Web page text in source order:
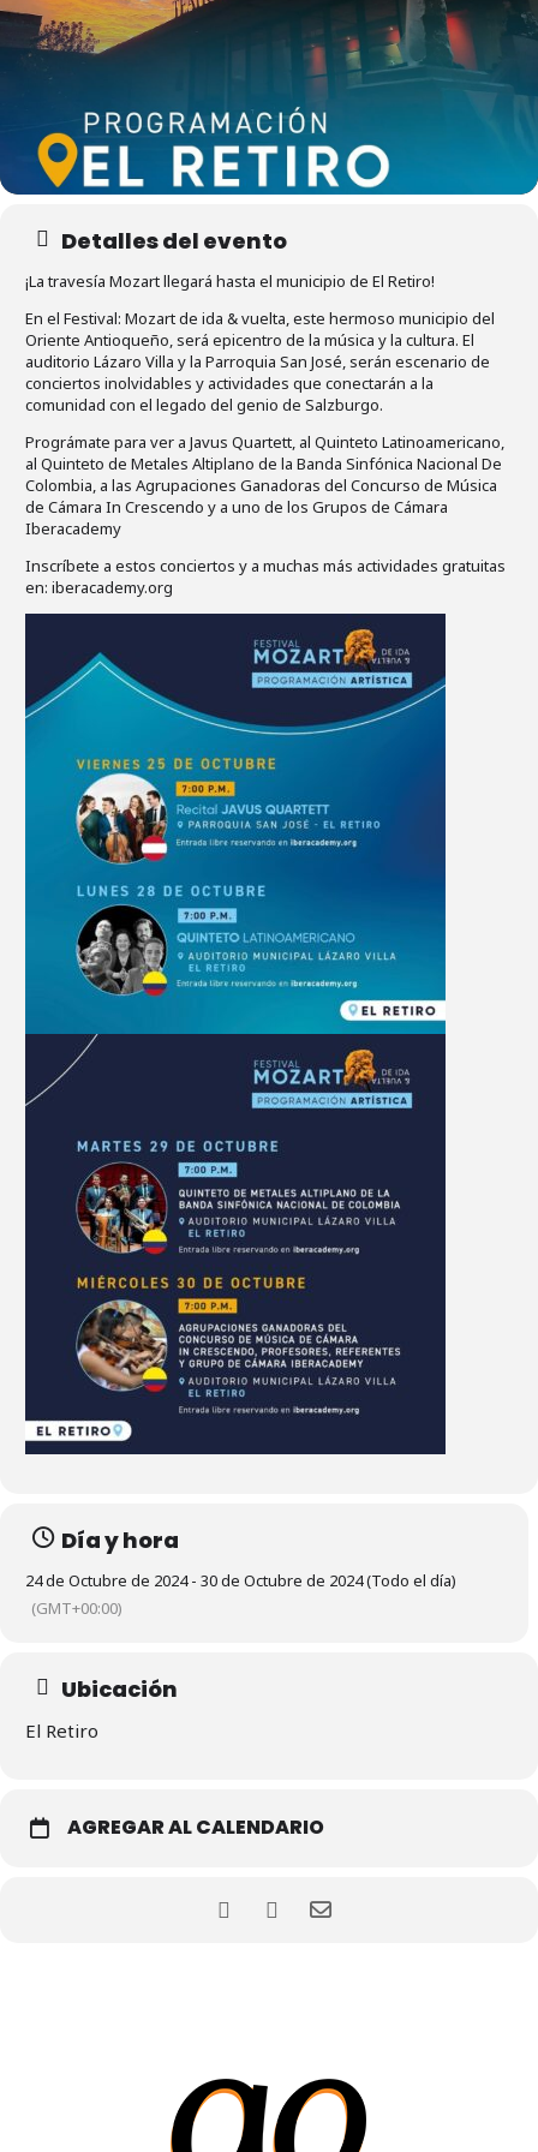
Detalles del evento
¡La travesía Mozart llegará hasta el municipio de El Retiro!
En el Festival: Mozart de ida & vuelta, este hermoso municipio del
Oriente Antioqueño, será epicentro de la música y la cultura. El
auditorio Lázaro Villa y la Parroquia San José, serán escenario de
conciertos inolvidables y actividades que conectarán a la
comunidad con el legado del genio de Salzburgo.
Prográmate para ver a Javus Quartett, al Quinteto Latinoamericano,
al Quinteto de Metales Altiplano de la Banda Sinfónica Nacional De
Colombia, a las Agrupaciones Ganadoras del Concurso de Música
de Cámara In Crescendo y a uno de los Grupos de Cámara
Iberacademy
Inscríbete a estos conciertos y a muchas más actividades gratuitas
en: iberacademy.org
Día y hora
24 de Octubre de 2024 - 30 de Octubre de 2024 (Todo el día)
(GMT+00:00)
Ubicación
El Retiro
AGREGAR AL CALENDARIO